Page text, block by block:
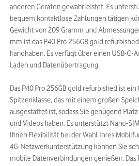
anderen Geräten gewährleistet. Es
bequem kontaktlose Zahlungen tätigen
Gewicht von 209 Gramm und
mm ist das P40 Pro 256GB gold
handhaben. Es verfügt über einen USB-C-
Laden und Datenübertragung.
Das P40 Pro 256GB gold refurbished ist ein
Spitzenklasse, das mit einem großen
ausgestattet ist, sodass Sie genügend
und Videos haben. Es unterstützt Nano-
Ihnen Flexibilität bei der Wahl Ihres
4G-Netzwerkunterstützung können Sie
mobile Datenverbindungen genießen. Das